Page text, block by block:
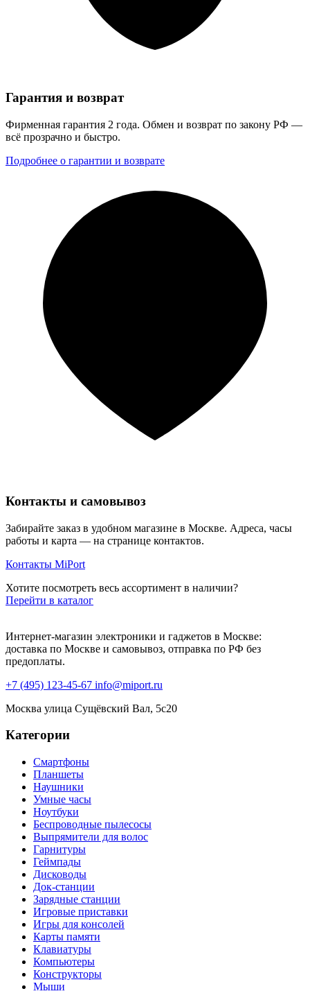
Гарантия и возврат
Фирменная гарантия 2 года. Обмен и возврат по закону РФ —
всё прозрачно и быстро.
Подробнее о гарантии и возврате
Контакты и самовывоз
Забирайте заказ в удобном магазине в Москве. Адреса, часы
работы и карта — на странице контактов.
Контакты MiPort
Хотите посмотреть весь ассортимент в наличии?
Перейти в каталог
Интернет-магазин электроники и гаджетов в Москве:
доставка по Москве и самовывоз, отправка по РФ без
предоплаты.
+7 (495) 123-45-67 info@miport.ru
Москва улица Сущёвский Вал, 5с20
Категории
Смартфоны
Планшеты
Наушники
Умные часы
Ноутбуки
Беспроводные пылесосы
Выпрямители для волос
Гарнитуры
Геймпады
Дисководы
Док-станции
Зарядные станции
Игровые приставки
Игры для консолей
Карты памяти
Клавиатуры
Компьютеры
Конструкторы
Мыши